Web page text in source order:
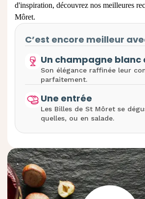
d'inspiration, découvrez nos meilleures
Môret.
C’est encore meilleur
Un champagne blanc
Son élégance raffinée leur
parfaitement.
Une entrée
Les Billes de St Môret se
quelles, ou en salade.